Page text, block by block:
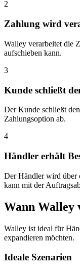
2
Zahlung wird
Walley verarbeitet die
aufschieben kann.
3
Kunde schließt
Der Kunde schließt
Zahlungsoption ab.
4
Händler erhält
Der Händler wird über
kann mit der
Wann Walley
Walley ist ideal für
expandieren möchten.
Ideale Szenarien